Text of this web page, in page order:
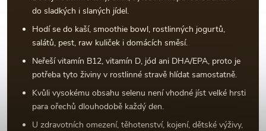
do sladkých i slaných jídel.
Hodí se do kaší, smoothie bowl, rostlinných jogurtů,
salátů, pest, raw kuliček i domácích směsí.
Neřeší vitamín B12, vitamín D, jód ani DHA/EPA, proto je
potřeba tyto živiny v rostlinné stravě hlídat samostatně.
Kvůli vysokému obsahu selenu není vhodné jíst velké hrsti
para ořechů dlouhodobě každý den.
U zdravotních omezení, těhotenství, kojení, dětské výživy,